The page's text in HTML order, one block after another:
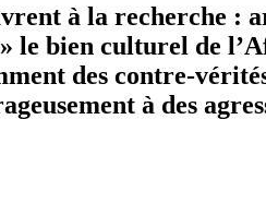
à la recherche :
le bien culturel de
des contre-
à des